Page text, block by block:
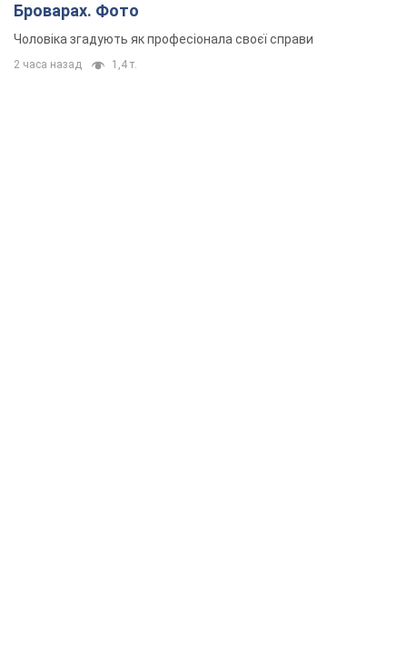
Броварах. Фото
Чоловіка згадують як професіонала своєї справи
2 часа назад 1,4 т.